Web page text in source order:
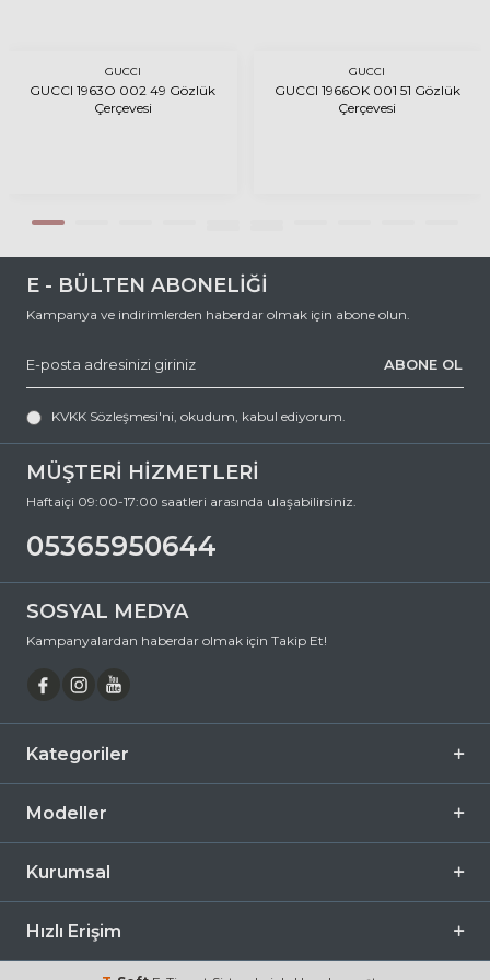
GUCCI
GUCCI 1963O 002 49 Gözlük
Çerçevesi
GUCCI
GUCCI 1966OK 001 51 Gözlük
Çerçevesi
MÜŞTERİ HİZMETLERİ
Haftaiçi 09:00-17:00 saatleri arasında ulaşabilirsiniz.
05365950644
E - BÜLTEN ABONELİĞİ
Kampanya ve indirimlerden haberdar olmak için abone olun.
ABONE OL
KVKK Sözleşmesi'ni, okudum, kabul ediyorum.
SOSYAL MEDYA
Kampanyalardan haberdar olmak için Takip Et!
Kategoriler
Modeller
Kurumsal
Hızlı Erişim